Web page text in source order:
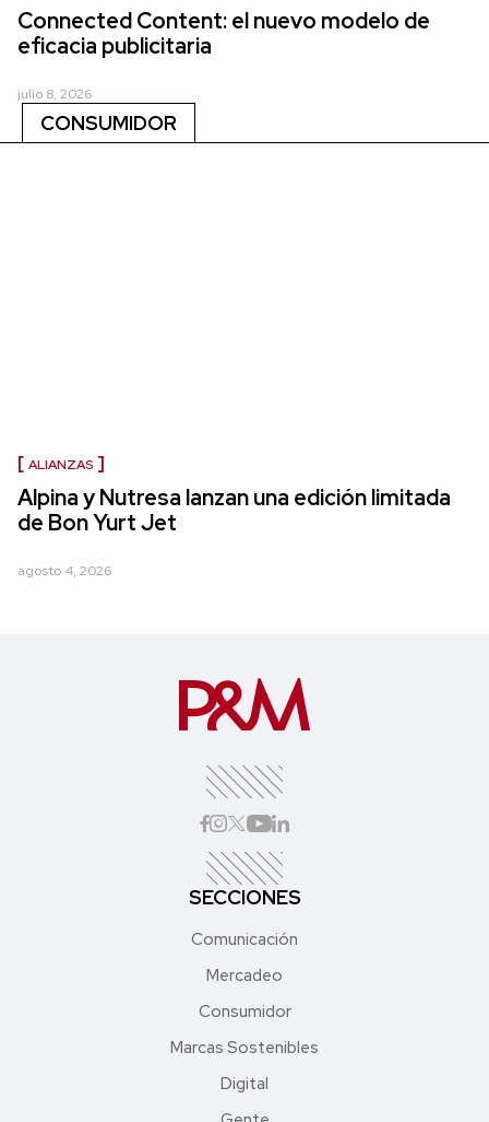
Connected Content: el nuevo modelo de
eficacia publicitaria
julio 8, 2026
CONSUMIDOR
ALIANZAS
Alpina y Nutresa lanzan una edición limitada
de Bon Yurt Jet
agosto 4, 2026
SECCIONES
Comunicación
Mercadeo
Consumidor
Marcas Sostenibles
Digital